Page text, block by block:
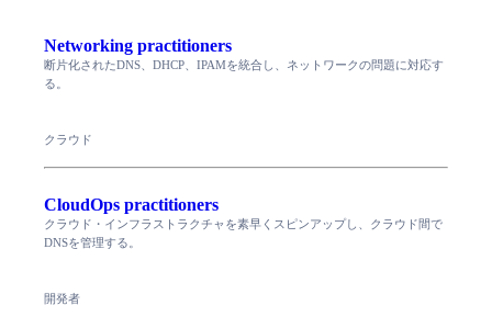
Networking practitioners
断片化されたDNS、DHCP、IPAMを統合し、ネットワークの問題に対応す
る。
クラウド
CloudOps practitioners
クラウド・インフラストラクチャを素早くスピンアップし、クラウド間で
DNSを管理する。
開発者